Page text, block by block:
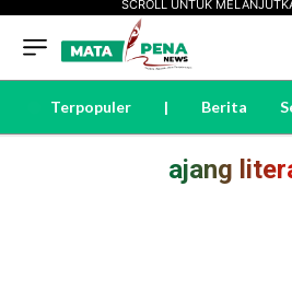
SCROLL UNTUK
Terpopuler | Berita
ajang